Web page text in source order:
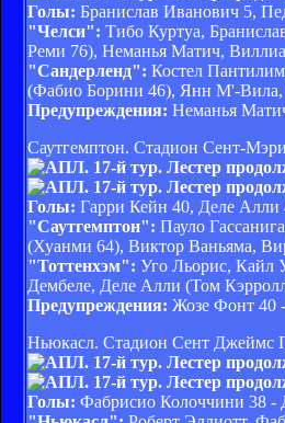
Голы: Бранислав Иванович 5,
"Челси": Тибо Куртуа,
Реми 76), Неманья Матич,
"Сандерленд": Костел
(Фабио Борини 46), Янн М'-Вила,
Предупреждения: Неманья
Саутгемптон. Стадион Сент-
Голы: Гарри Кейн 40, Деле Алли
"Саутгемптон": Пауло
(Хуанми 64), Виктор Ваньяма,
"Тоттенхэм": Уго Льорис, Кайл
Дембеле, Деле Алли (Том
Предупреждения: Жозе Фонт 40
Ньюкасл. Стадион Сент Джеймс
Голы: Фабрисио Колоччини 38